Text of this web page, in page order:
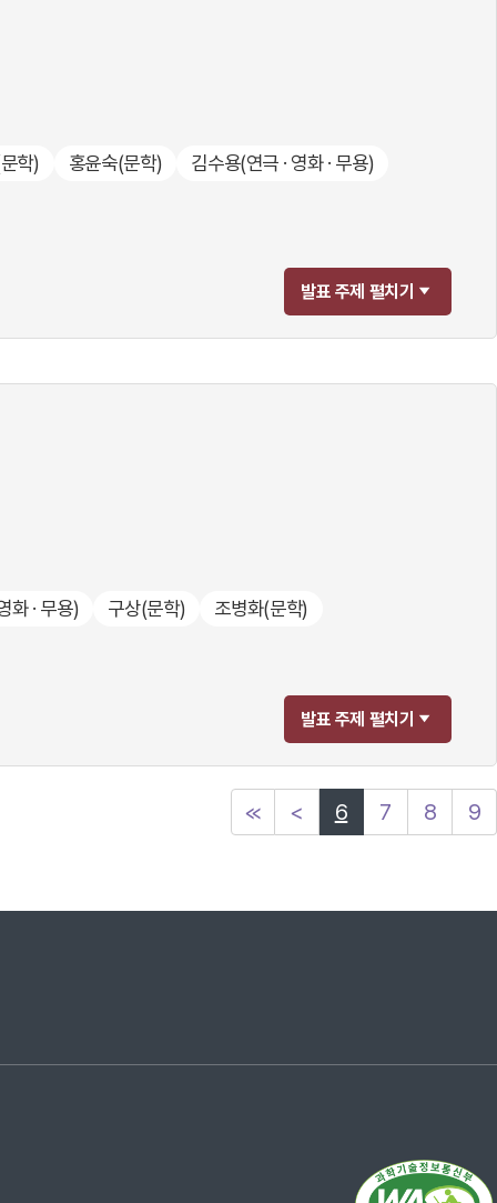
학) 홍윤숙(문학) 김수용(연극 · 영화 · 무용)
발표 주제 펼치기
화 · 무용) 구상(문학) 조병화(문학)
발표 주제 펼치기
≪ < 6 7 8 9